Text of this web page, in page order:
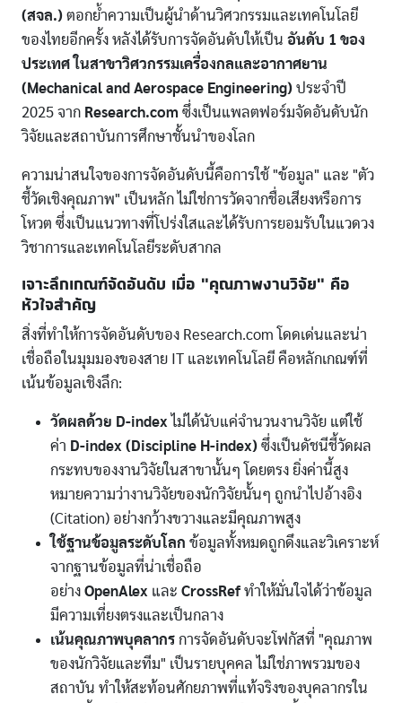
(สจล.) ตอกย้ำความเป็นผู้นำด้านวิศวกรรมและเทคโนโลยี
ของไทยอีกครั้ง หลังได้รับการจัดอันดับให้เป็น อันดับ 1 ของ
ประเทศ ในสาขาวิศวกรรมเครื่องกลและอากาศยาน
(Mechanical and Aerospace Engineering) ประจำปี
2025 จาก Research.com ซึ่งเป็นแพลตฟอร์มจัดอันดับนัก
วิจัยและสถาบันการศึกษาชั้นนำของโลก
ความน่าสนใจของการจัดอันดับนี้คือการใช้ "ข้อมูล" และ "ตัว
ชี้วัดเชิงคุณภาพ" เป็นหลัก ไม่ใช่การวัดจากชื่อเสียงหรือการ
โหวต ซึ่งเป็นแนวทางที่โปร่งใสและได้รับการยอมรับในแวดวง
วิชาการและเทคโนโลยีระดับสากล
เจาะลึกเกณฑ์จัดอันดับ เมื่อ "คุณภาพงานวิจัย" คือ
หัวใจสำคัญ
สิ่งที่ทำให้การจัดอันดับของ Research.com โดดเด่นและน่า
เชื่อถือในมุมมองของสาย IT และเทคโนโลยี คือหลักเกณฑ์ที่
เน้นข้อมูลเชิงลึก:
วัดผลด้วย D-index ไม่ได้นับแค่จำนวนงานวิจัย แต่ใช้
ค่า D-index (Discipline H-index) ซึ่งเป็นดัชนีชี้วัดผล
กระทบของงานวิจัยในสาขานั้นๆ โดยตรง ยิ่งค่านี้สูง
หมายความว่างานวิจัยของนักวิจัยนั้นๆ ถูกนำไปอ้างอิง
(Citation) อย่างกว้างขวางและมีคุณภาพสูง
ใช้ฐานข้อมูลระดับโลก ข้อมูลทั้งหมดถูกดึงและวิเคราะห์
จากฐานข้อมูลที่น่าเชื่อถือ
อย่าง OpenAlex และ CrossRef ทำให้มั่นใจได้ว่าข้อมูล
มีความเที่ยงตรงและเป็นกลาง
เน้นคุณภาพบุคลากร การจัดอันดับจะโฟกัสที่ "คุณภาพ
ของนักวิจัยและทีม" เป็นรายบุคคล ไม่ใช่ภาพรวมของ
สถาบัน ทำให้สะท้อนศักยภาพที่แท้จริงของบุคลากรใน